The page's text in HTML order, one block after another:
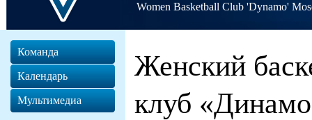
Women Basketball Club 'Dynamo'
Женский
клуб
Команда
Календарь
Мультимедиа